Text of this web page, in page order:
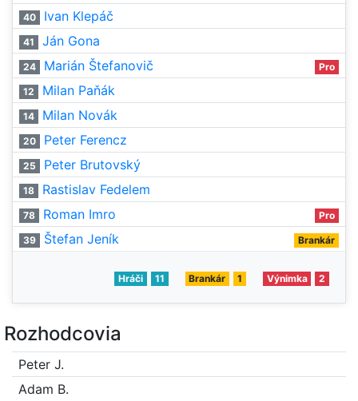
40 Ivan Klepáč
41 Ján Gona
24 Marián Štefanovič Pro
12 Milan Paňák
14 Milan Novák
20 Peter Ferencz
25 Peter Brutovský
18 Rastislav Fedelem
78 Roman Imro Pro
39 Štefan Jeník Brankár
Hráči 11 Brankár 1 Výnimka 2
Rozhodcovia
Peter J.
Adam B.